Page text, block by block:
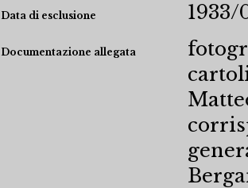
Data di esclusione 1933/
Documentazione allegata